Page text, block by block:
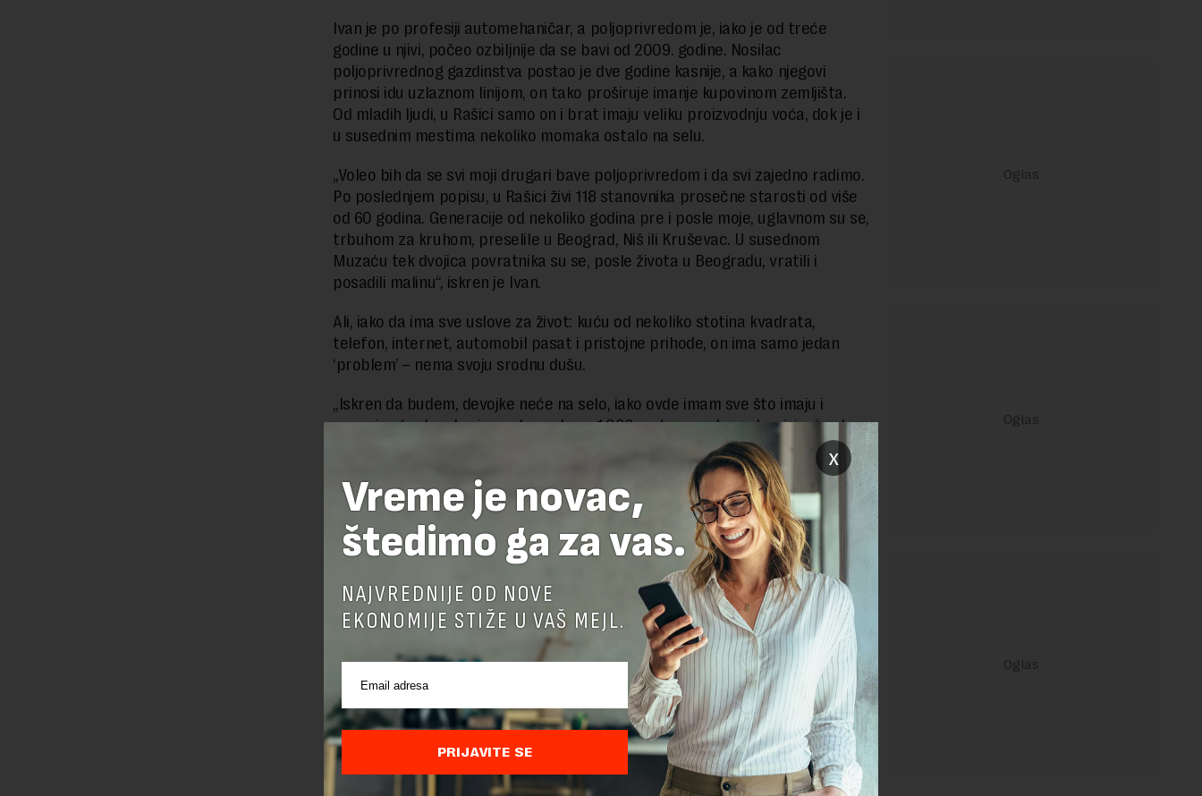
Ivan je po profesiji automehaničar, a poljoprivredom je, iako je od treće
godine u njivi, počeo ozbiljnije da se bavi od 2009. godine. Nosilac
poljoprivrednog gazdinstva postao je dve godine kasnije, a kako njegovi
prinosi idu uzlaznom linijom, on tako proširuje imanje kupovinom zemljišta.
Od mladih ljudi, u Rašici samo on i brat imaju veliku proizvodnju voća, dok je i
u susednim mestima nekoliko momaka ostalo na selu.
„Voleo bih da se svi moji drugari bave poljoprivredom i da svi zajedno radimo.
Po poslednjem popisu, u Rašici živi 118 stanovnika prosečne starosti od više
od 60 godina. Generacije od nekoliko godina pre i posle moje, uglavnom su se,
trbuhom za kruhom, preselile u Beograd, Niš ili Kruševac. U susednom
Muzaću tek dvojica povratnika su se, posle života u Beogradu, vratili i
posadili malinu“, iskren je Ivan.
Ali, iako da ima sve uslove za život: kuću od nekoliko stotina kvadrata,
telefon, internet, automobil pasat i pristojne prihode, on ima samo jedan
‘problem’ – nema svoju srodnu dušu.
„Iskren da budem, devojke neće na selo, iako ovde imam sve što imaju i
momci u gradu, plus izvorsku vodu sa 1.000 metara nadmorske visine“, rekao
je Ivan i otkrio da je u potrazi za svojom srodnom dušom koja će živeti sa njim
Preuzimanje delova teksta je dozvoljeno, ali uz obavezno navođenje izvora i uz postavljanje linka
ka izvornom tekstu na novaekonomija.rs
x
Vreme je novac,
štedimo ga za vas.
NAJVREDNIJE OD NOVE
EKONOMIJE STIŽE U VAŠ MEJL.
PRIJAVITE SE